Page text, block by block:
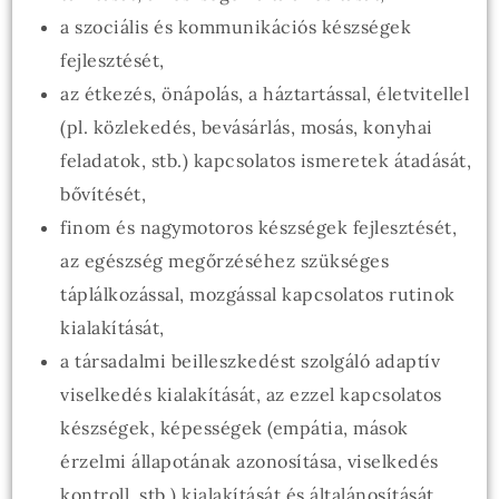
a szociális és kommunikációs készségek
fejlesztését,
az étkezés, önápolás, a háztartással, életvitellel
(pl. közlekedés, bevásárlás, mosás, konyhai
feladatok, stb.) kapcsolatos ismeretek átadását,
bővítését,
finom és nagymotoros készségek fejlesztését,
az egészség megőrzéséhez szükséges
táplálkozással, mozgással kapcsolatos rutinok
kialakítását,
a társadalmi beilleszkedést szolgáló adaptív
viselkedés kialakítását, az ezzel kapcsolatos
készségek, képességek (empátia, mások
érzelmi állapotának azonosítása, viselkedés
kontroll, stb.) kialakítását és általánosítását,